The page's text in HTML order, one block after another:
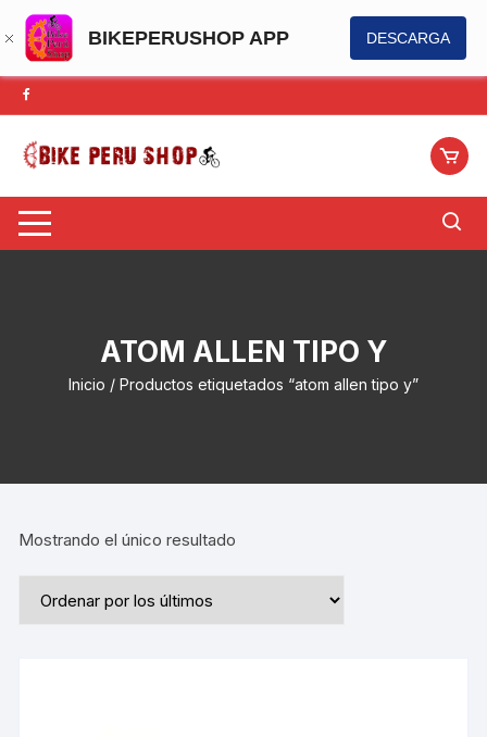
BIKEPERUSHOP APP DESCARGA
Saltar
al
contenido
ATOM ALLEN TIPO Y
Inicio / Productos etiquetados “atom allen tipo y”
Mostrando el único resultado